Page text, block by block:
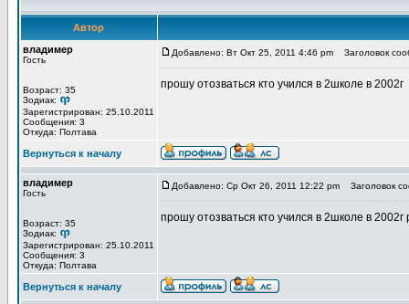
Автор
владимер
Гость
Возраст: 35
Зодиак:
Зарегистрирован: 25.10.2011
Сообщения: 3
Откуда: Полтава
Добавлено: Вт Окт 25, 2011 4:46 pm Заголовок
прошу отозваться кто учился в 2школе в 2002г
Вернуться к началу
владимер
Гость
Возраст: 35
Зодиак:
Зарегистрирован: 25.10.2011
Сообщения: 3
Откуда: Полтава
Добавлено: Ср Окт 26, 2011 12:22 pm Заголовок
прошу отозваться кто учился в 2школе в
Вернуться к началу